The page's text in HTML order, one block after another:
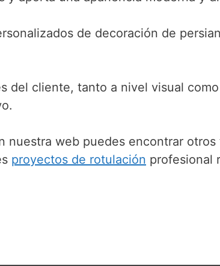
de decoración de
del cliente, tanto a nivel visual
nuestra web puedes encontrar
proyectos de rotulación profesional